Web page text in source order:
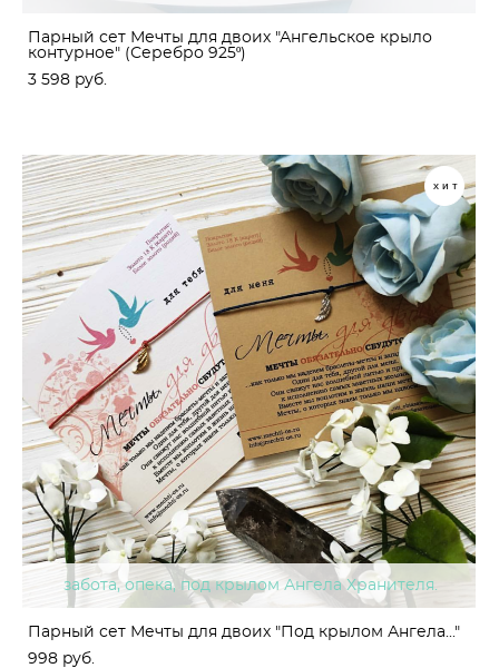
Парный сет Мечты для двоих "Ангельское крыло
контурное" (Серебро 925º)
3 598 pуб.
хит
забота, опека, под крылом Ангела Хранителя.
Парный сет Мечты для двоих "Под крылом Ангела..."
998 pуб.